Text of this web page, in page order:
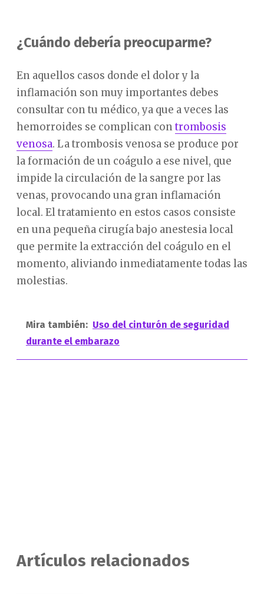
¿Cuándo debería preocuparme?
En aquellos casos donde el dolor y la
inflamación son muy importantes debes
consultar con tu médico, ya que a veces las
hemorroides se complican contrombosis
venosa. La trombosis venosa se produce por
la formación de un coágulo a ese nivel, que
impide la circulación de la sangre por las
venas, provocando una gran inflamación
local. El tratamiento en estos casos consiste
en una pequeña cirugía bajo anestesia local
que permite la extracción del coágulo en el
momento, aliviando inmediatamente todas las
molestias.
Mira también: Uso del cinturón de seguridad
durante el embarazo
Artículos relacionados